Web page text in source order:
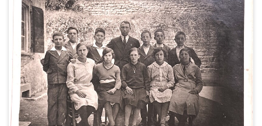
pieghevole. La "Graziella" è stata
un'icona italiana durante il boom
economico ed anche i modelli di altra
marca venivano chiamati comunemente
così.
La stampa misura11,5x7, cm ed ha un
bordo bianco.